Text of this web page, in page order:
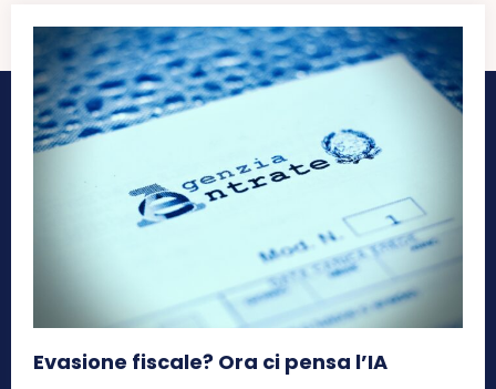
Evasione fiscale? Ora ci pensa l’IA